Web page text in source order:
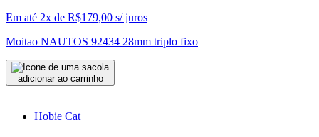
Em até 2x de R$179,00 s/ juros
Moitao NAUTOS 92434 28mm triplo fixo
adicionar ao carrinho
Hobie Cat